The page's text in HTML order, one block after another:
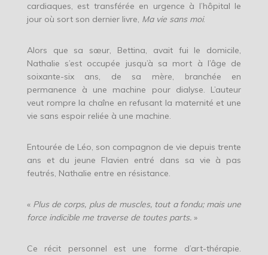
cardiaques, est transférée en urgence à l’hôpital le
jour où sort son dernier livre, Ma vie sans moi.
Alors que sa sœur, Bettina, avait fui le domicile,
Nathalie s’est occupée jusqu’à sa mort à l’âge de
soixante-six ans, de sa mère, branchée en
permanence à une machine pour dialyse. L’auteur
veut rompre la chaîne en refusant la maternité et une
vie sans espoir reliée à une machine.
Entourée de Léo, son compagnon de vie depuis trente
ans et du jeune Flavien entré dans sa vie à pas
feutrés, Nathalie entre en résistance.
«Plus de corps, plus de muscles, tout a fondu; mais une
force indicible me traverse de toutes parts.»
Ce récit personnel est une forme d’art-thérapie.